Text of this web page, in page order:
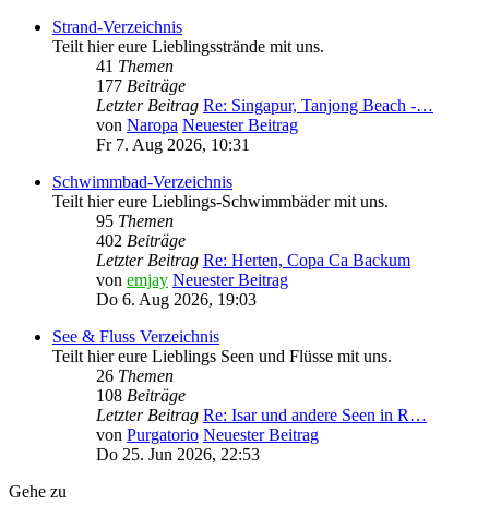
Strand-Verzeichnis
Teilt hier eure Lieblingsstrände mit uns.
41 Themen
177 Beiträge
Letzter Beitrag Re: Singapur, Tanjong Beach -…
von Naropa Neuester Beitrag
Fr 7. Aug 2026, 10:31
Schwimmbad-Verzeichnis
Teilt hier eure Lieblings-Schwimmbäder mit uns.
95 Themen
402 Beiträge
Letzter Beitrag Re: Herten, Copa Ca Backum
von emjay Neuester Beitrag
Do 6. Aug 2026, 19:03
See & Fluss Verzeichnis
Teilt hier eure Lieblings Seen und Flüsse mit uns.
26 Themen
108 Beiträge
Letzter Beitrag Re: Isar und andere Seen in R…
von Purgatorio Neuester Beitrag
Do 25. Jun 2026, 22:53
Gehe zu